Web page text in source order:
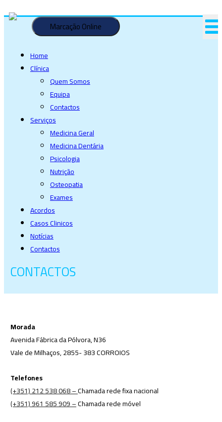
Saltar
para
Marcação Online
Home
Clínica
Quem Somos
Equipa
Contactos
Serviços
Medicina Geral
Medicina Dentária
Psicologia
Nutrição
Osteopatia
Exames
Acordos
Casos Clinicos
Notícias
Contactos
CONTACTOS
Morada
Avenida Fábrica da Pólvora, N36
Vale de Milhaços, 2855- 383 CORROIOS
Telefones
(+351) 212 538 068 –Chamada rede fixa nacional
(+351) 961 585 909 –Chamada rede móvel